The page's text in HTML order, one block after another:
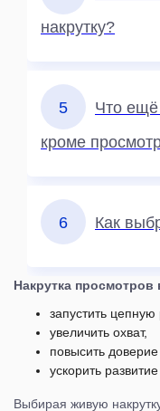
накрутку?
5 Что ещё
кроме
6 Как
Накрутка просмотров
запустить
увеличить охват,
повысить доверие
ускорить
Выбирая живую